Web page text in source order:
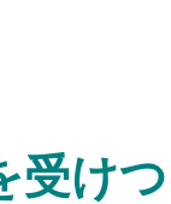
受け